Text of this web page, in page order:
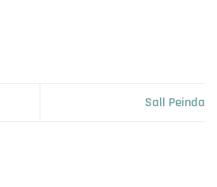
Sall Peinda